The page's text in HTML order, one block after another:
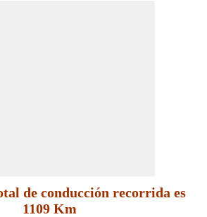
de conducción recorrida es
1109 Km